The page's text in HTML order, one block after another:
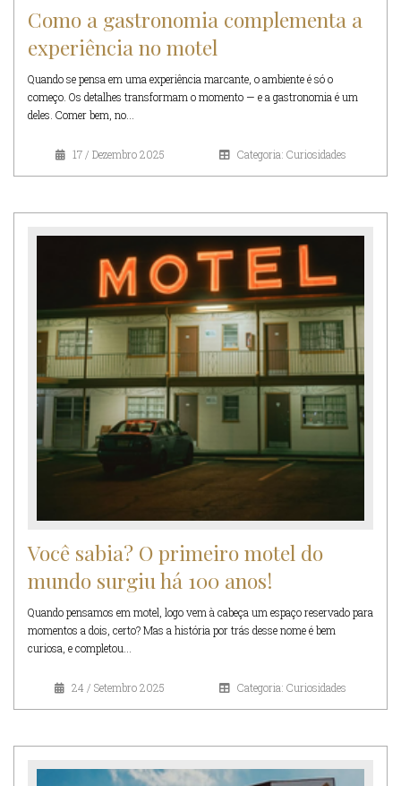
Como a gastronomia complementa a
experiência no motel
Quando se pensa em uma experiência marcante, o ambiente é só o
começo. Os detalhes transformam o momento — e a gastronomia é um
deles. Comer bem, no...
17 / Dezembro 2025 Categoria: Curiosidades
Você sabia? O primeiro motel do
mundo surgiu há 100 anos!
Quando pensamos em motel, logo vem à cabeça um espaço reservado para
momentos a dois, certo? Mas a história por trás desse nome é bem
curiosa, e completou...
24 / Setembro 2025 Categoria: Curiosidades